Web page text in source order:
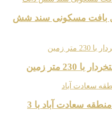
بافت مسکونی سند شش
متر زمین
باغ ویلا جذاب 550 متری در منطقه سعادت آباد با 3